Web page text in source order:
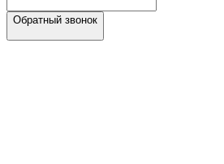
Обратный звонок